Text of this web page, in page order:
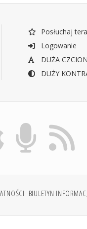
Posłuchaj
Logowanie
DUŻA
DUŻY
BIULETYN